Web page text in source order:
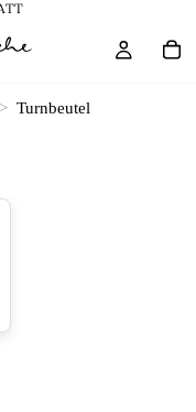
> Turnbeutel